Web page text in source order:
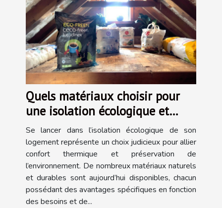
Quels matériaux choisir pour
une isolation écologique et
efficace ?
Se lancer dans l’isolation écologique de son
logement représente un choix judicieux pour allier
confort thermique et préservation de
l’environnement. De nombreux matériaux naturels
et durables sont aujourd’hui disponibles, chacun
possédant des avantages spécifiques en fonction
des besoins et de...